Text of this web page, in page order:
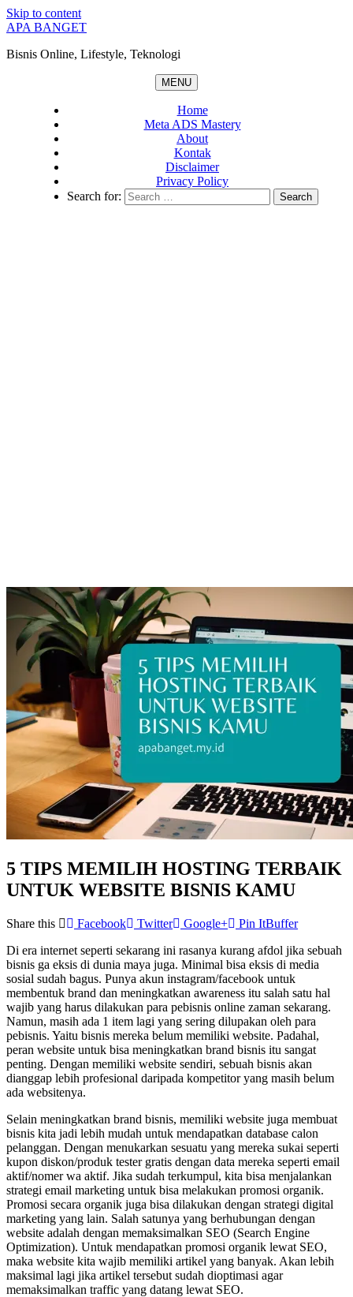
Skip to content
APA BANGET
Bisnis Online, Lifestyle, Teknologi
MENU
Home
Meta ADS Mastery
About
Kontak
Disclaimer
Privacy Policy
Search for:
5 TIPS MEMILIH HOSTING TERBAIK
UNTUK WEBSITE BISNIS KAMU
Share this Facebook Twitter Google+ Pin ItBuffer
Di era internet seperti sekarang ini rasanya kurang afdol jika sebuah
bisnis ga eksis di dunia maya juga. Minimal bisa eksis di media
sosial sudah bagus. Punya akun instagram/facebook untuk
membentuk brand dan meningkatkan awareness itu salah satu hal
wajib yang harus dilakukan para pebisnis online zaman sekarang.
Namun, masih ada 1 item lagi yang sering dilupakan oleh para
pebisnis. Yaitu bisnis mereka belum memiliki website. Padahal,
peran website untuk bisa meningkatkan brand bisnis itu sangat
penting. Dengan memiliki website sendiri, sebuah bisnis akan
dianggap lebih profesional daripada kompetitor yang masih belum
ada websitenya.
Selain meningkatkan brand bisnis, memiliki website juga membuat
bisnis kita jadi lebih mudah untuk mendapatkan database calon
pelanggan. Dengan menukarkan sesuatu yang mereka sukai seperti
kupon diskon/produk tester gratis dengan data mereka seperti email
aktif/nomer wa aktif. Jika sudah terkumpul, kita bisa menjalankan
strategi email marketing untuk bisa melakukan promosi organik.
Promosi secara organik juga bisa dilakukan dengan strategi digital
marketing yang lain. Salah satunya yang berhubungan dengan
website adalah dengan memaksimalkan SEO (Search Engine
Optimization). Untuk mendapatkan promosi organik lewat SEO,
maka website kita wajib memiliki artikel yang banyak. Akan lebih
maksimal lagi jika artikel tersebut sudah dioptimasi agar
memaksimalkan traffic yang datang lewat SEO.